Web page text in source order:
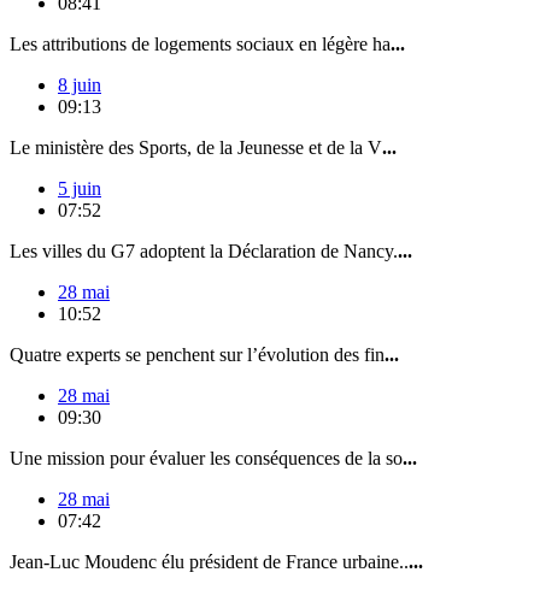
Les attributions de logements sociaux en légère ha...
8 juin
09:13
Le ministère des Sports, de la Jeunesse et de la V...
5 juin
07:52
Les villes du G7 adoptent la Déclaration de Nancy....
28 mai
10:52
Quatre experts se penchent sur l’évolution des fin...
28 mai
09:30
Une mission pour évaluer les conséquences de la so...
28 mai
07:42
Jean-Luc Moudenc élu président de France urbaine.....